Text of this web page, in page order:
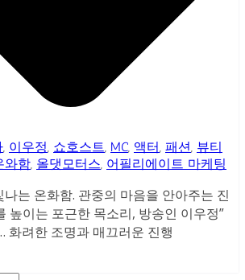
, 이우정, 쇼호스트, MC, 액터, 패션, 뷰티
와함, 올댓모터스, 어필리에이트 마케팅
는 온화함. 관중의 마음을 안아주는 진
높이는 포근한 목소리, 방송인 이우정”
화려한 조명과 매끄러운 진행